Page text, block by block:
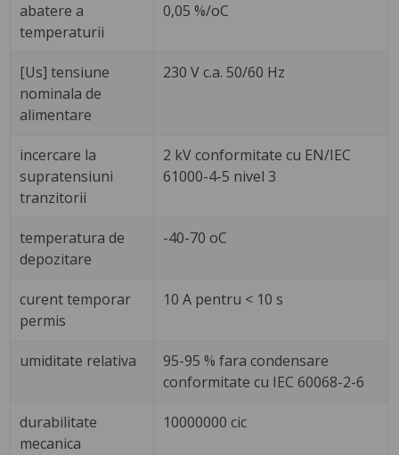
abatere a
temperaturii
0,05 %/oC
[Us] tensiune
nominala de
alimentare
230 V c.a. 50/60 Hz
incercare la
supratensiuni
tranzitorii
2 kV conformitate cu EN/IEC
61000-4-5 nivel 3
temperatura de
depozitare
-40-70 oC
curent temporar
permis
10 A pentru < 10 s
umiditate relativa
95-95 % fara condensare
conformitate cu IEC 60068-2-6
durabilitate
mecanica
10000000 cic